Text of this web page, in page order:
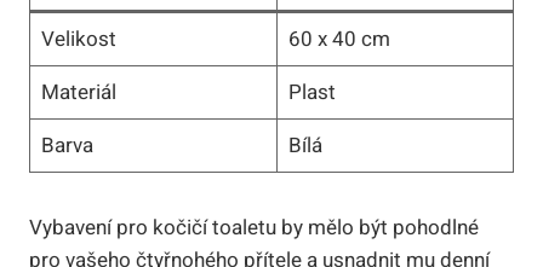
Velikost
60 x 40 cm
Materiál
Plast
Barva
Bílá
Vybavení pro kočičí toaletu by mělo být pohodlné
pro vašeho čtyřnohého přítele a usnadnit mu denní